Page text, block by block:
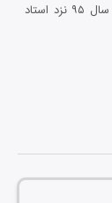
فراگیری ساز دف از سال ۸۱ ، ادامه و تکمیل آموزه ها از سال ۹۵ نزد استاد